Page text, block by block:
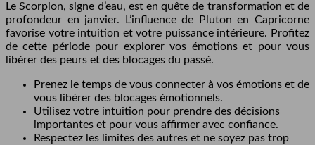
Le Scorpion, signe d’eau, est en quête de transformation et de
profondeur en janvier. L’influence de Pluton en Capricorne
favorise votre intuition et votre puissance intérieure. Profitez
de cette période pour explorer vos émotions et pour vous
libérer des peurs et des blocages du passé.
Prenez le temps de vous connecter à vos émotions et de
vous libérer des blocages émotionnels.
Utilisez votre intuition pour prendre des décisions
importantes et pour vous affirmer avec confiance.
Respectez les limites des autres et ne soyez pas trop